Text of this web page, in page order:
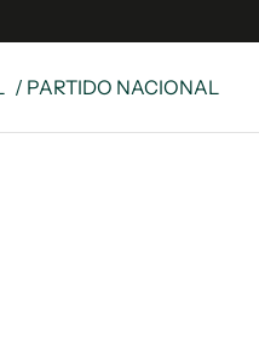
/ PARTIDO NACIONAL